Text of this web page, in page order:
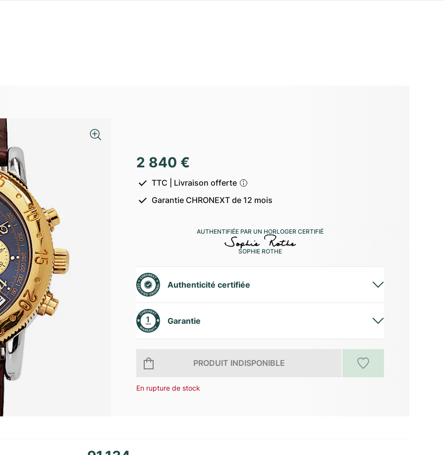
2 840 €
TTC | Livraison offerte
Garantie CHRONEXT de 12 mois
AUTHENTIFIÉE PAR UN HORLOGER CERTIFIÉ
SOPHIE ROTHE
Authenticité certifiée
Garantie
PRODUIT INDISPONIBLE
En rupture de stock